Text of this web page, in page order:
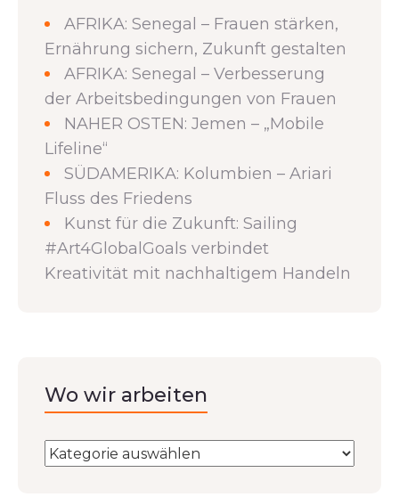
AFRIKA: Senegal – Frauen stärken,
Ernährung sichern, Zukunft gestalten
AFRIKA: Senegal – Verbesserung
der Arbeitsbedingungen von Frauen
NAHER OSTEN: Jemen – „Mobile
Lifeline“
SÜDAMERIKA: Kolumbien – Ariari
Fluss des Friedens
Kunst für die Zukunft: Sailing
#Art4GlobalGoals verbindet
Kreativität mit nachhaltigem Handeln
Wo wir arbeiten